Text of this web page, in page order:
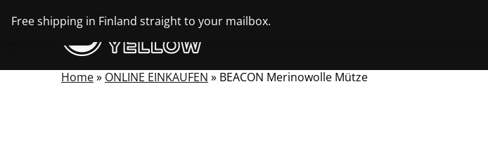
Free shipping in Finland straight to your mailbox.
Skip
Home» ONLINE EINKAUFEN » BEACON Merinowolle Mütze